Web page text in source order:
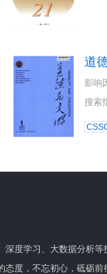
道
影响
搜索
深度学习、大数据分析
态度，不忘初心，砥砺前